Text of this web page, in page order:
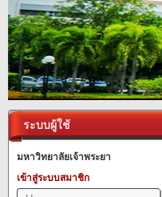
ระบบผู้ใช้
มหาวิทยาลัยเจ้าพระยา
เข้าสู่ระบบสมาชิก